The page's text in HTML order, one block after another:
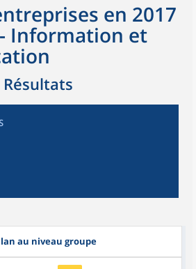
en 2017
- Information et
Résultats
au niveau groupe